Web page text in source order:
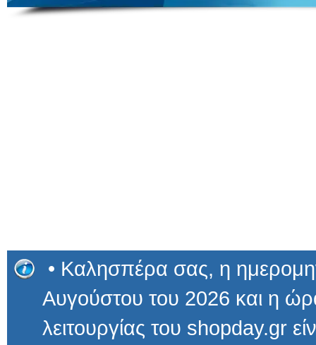
• Καλησπέρα σας, η
Αυγούστου του 2026 και η
λειτουργίας του shopday.gr